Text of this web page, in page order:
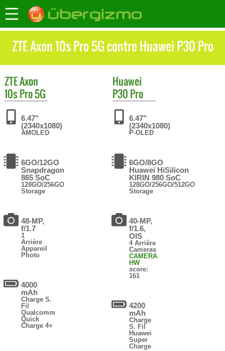
ZTE Axon 10s Pro 5G contre Huawei P30 Pro
ZTEAxon
10s Pro 5G
6.47"
(2340x1080)
AMOLED
6GO/12GO
Snapdragon
865 SoC
128GO/256GO
Storage
48-MP,
f/1.7
1
Arrière
Appareil
Photo
4000
mAh
Charge S.
Fil
Qualcomm
Quick
Charge 4+
Huawei
P30 Pro
6.47"
(2340x1080)
P-OLED
6GO/8GO
Huawei HiSilicon
KIRIN 980 SoC
128GO/256GO/512GO
Storage
40-MP,
f/1.6,
OIS
4 Arrière
Cameras
CAMERA
HW
score:
161
4200
mAh
Charge
S. Fil
Huawei
Super
Charge